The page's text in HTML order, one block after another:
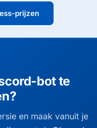
prijzen
bot te
en maak vanuit je